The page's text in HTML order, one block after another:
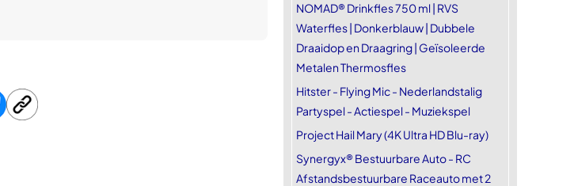
NOMAD® Drinkfles 750 ml | RVS
Waterfles | Donkerblauw | Dubbele
Draaidop en Draagring | Geïsoleerde
Metalen Thermosfles
Hitster - Flying Mic - Nederlandstalig
Partyspel - Actiespel - Muziekspel
Project Hail Mary (4K Ultra HD Blu-ray)
Synergyx® Bestuurbare Auto - RC
Afstandsbestuurbare Raceauto met 2